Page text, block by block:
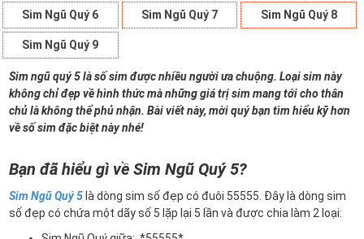
Sim Ngũ Quý 6 Sim Ngũ Quý 7 Sim Ngũ Quý 8
Sim Ngũ Quý 9
Sim ngũ quý 5 là số sim được nhiều người ưa chuộng. Loại sim này
không chỉ đẹp về hình thức mà những giá trị sim mang tới cho thân
chủ là không thể phủ nhận. Bài viết này, mời quý bạn tìm hiểu kỹ hơn
về số sim đặc biệt này nhé!
Bạn đã hiểu gì về Sim Ngũ Quý 5?
Sim Ngũ Quý 5 là dòng sim số đẹp có đuôi 55555. Đây là dòng sim
số đẹp có chứa một dãy số 5 lặp lại 5 lần và được chia làm 2 loại: